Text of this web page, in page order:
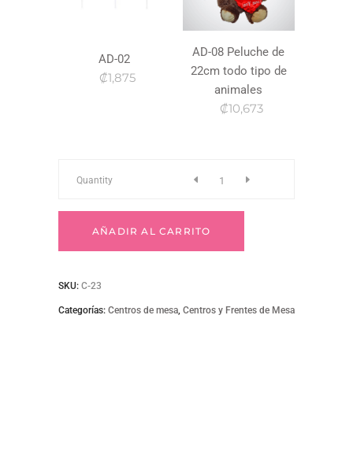
AD-02
₡1,875
AD-08 Peluche de
22cm todo tipo de
animales
₡10,673
C-
Quantity
AÑADIR AL CARRITO
SKU: C-23
Categorías: Centros de mesa, Centros y Frentes de Mesa